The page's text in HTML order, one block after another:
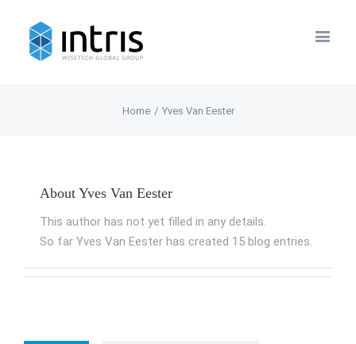
Home / Yves Van Eester
About Yves Van Eester
This author has not yet filled in any details.
So far Yves Van Eester has created 15 blog entries.